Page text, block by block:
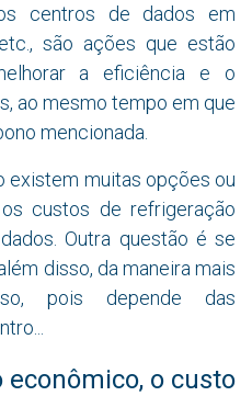
centros de dados em
são ações que estão
a eficiência e o
ao mesmo tempo em que
mencionada.
existem muitas opções ou
custos de refrigeração
Outra questão é se
disso, da maneira mais
pois depende das
o custo